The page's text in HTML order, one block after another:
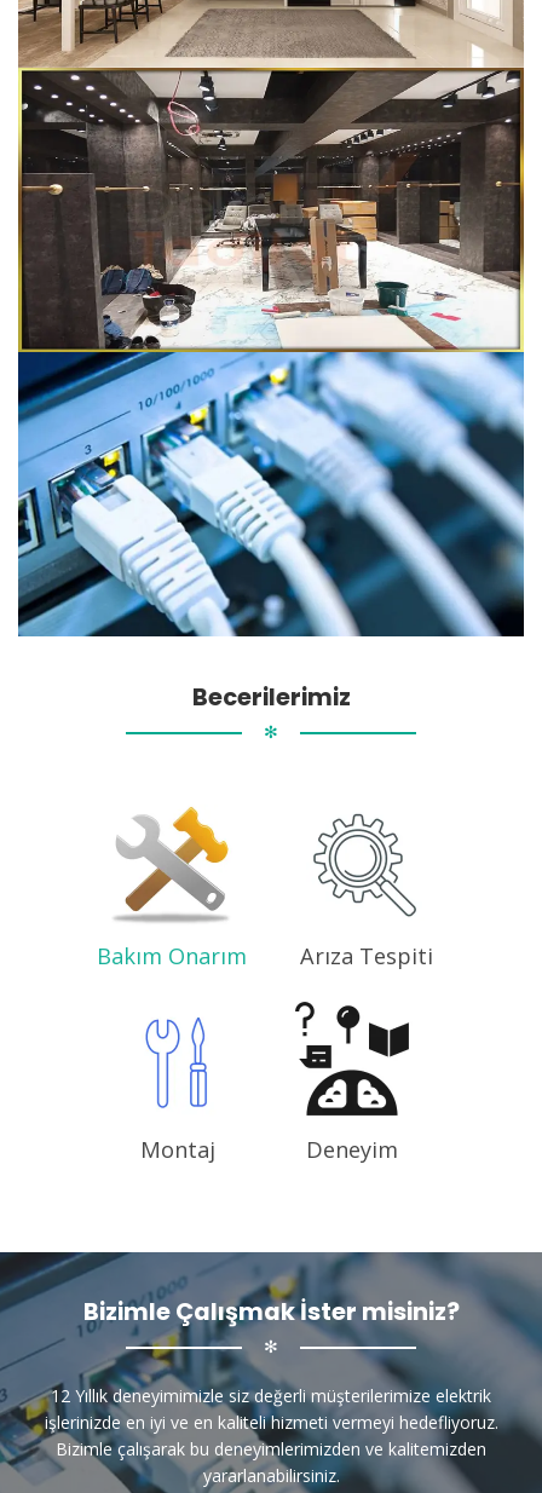
Becerilerimiz
✻
Bakım Onarım Arıza Tespiti
Montaj Deneyim
Bizimle Çalışmak İster misiniz?
✻
12 Yıllık deneyimimizle siz değerli müşterilerimize elektrik
işlerinizde en iyi ve en kaliteli hizmeti vermeyi hedefliyoruz.
Bizimle çalışarak bu deneyimlerimizden ve kalitemizden
yararlanabilirsiniz.